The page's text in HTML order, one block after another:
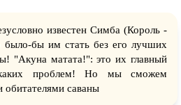
известен Симба (Король -
бы им стать без его лучших
"Акуна матата!": это их главный
проблем! Но мы сможем
обитателями саваны